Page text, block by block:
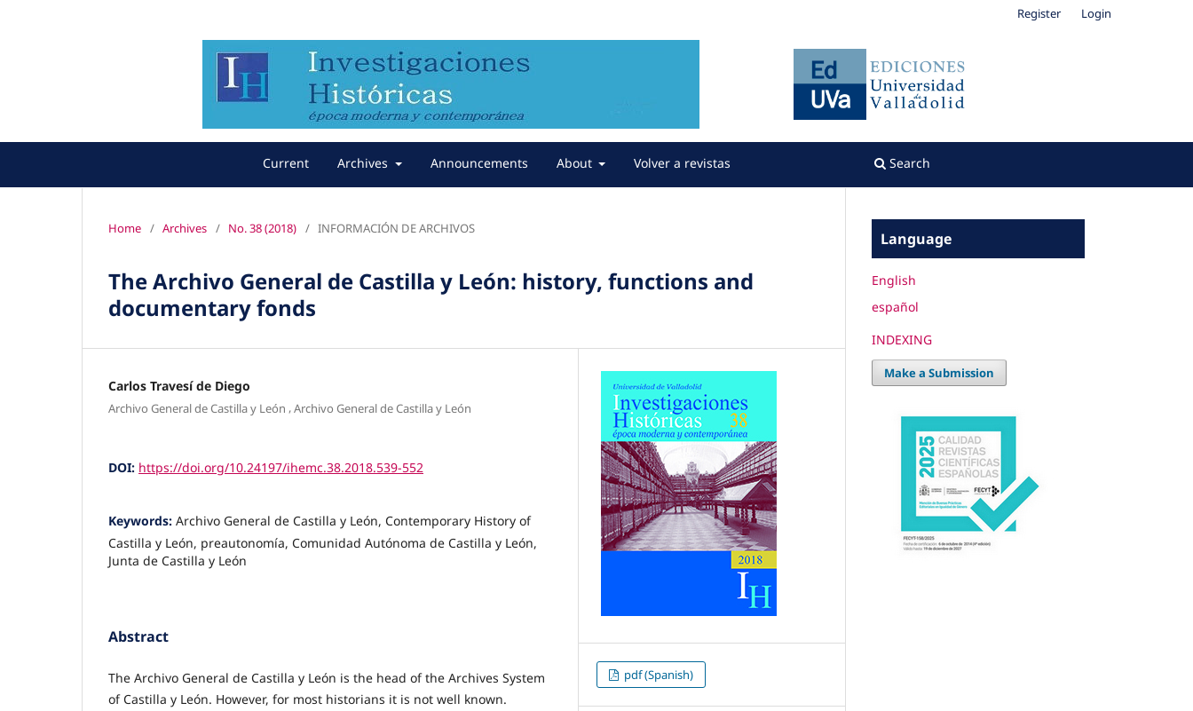
Current Archives Announcements About Volver a revistas Search
Register Login
Home / Archives / No. 38 (2018) / INFORMACIÓN DE ARCHIVOS
The Archivo General de Castilla y León: history, functions and
documentary fonds
Carlos Travesí de Diego
Archivo General de Castilla y León ,Archivo General de Castilla y León
DOI: https://doi.org/10.24197/ihemc.38.2018.539-552
Keywords: Archivo General de Castilla y León, Contemporary History of
Castilla y León, preautonomía, Comunidad Autónoma de Castilla y León,
Junta de Castilla y León
Abstract
The Archivo General de Castilla y León is the head of the Archives System
of Castilla y León. However, for most historians it is not well known.
pdf (Spanish)
Language
English
español
INDEXING
Make a Submission